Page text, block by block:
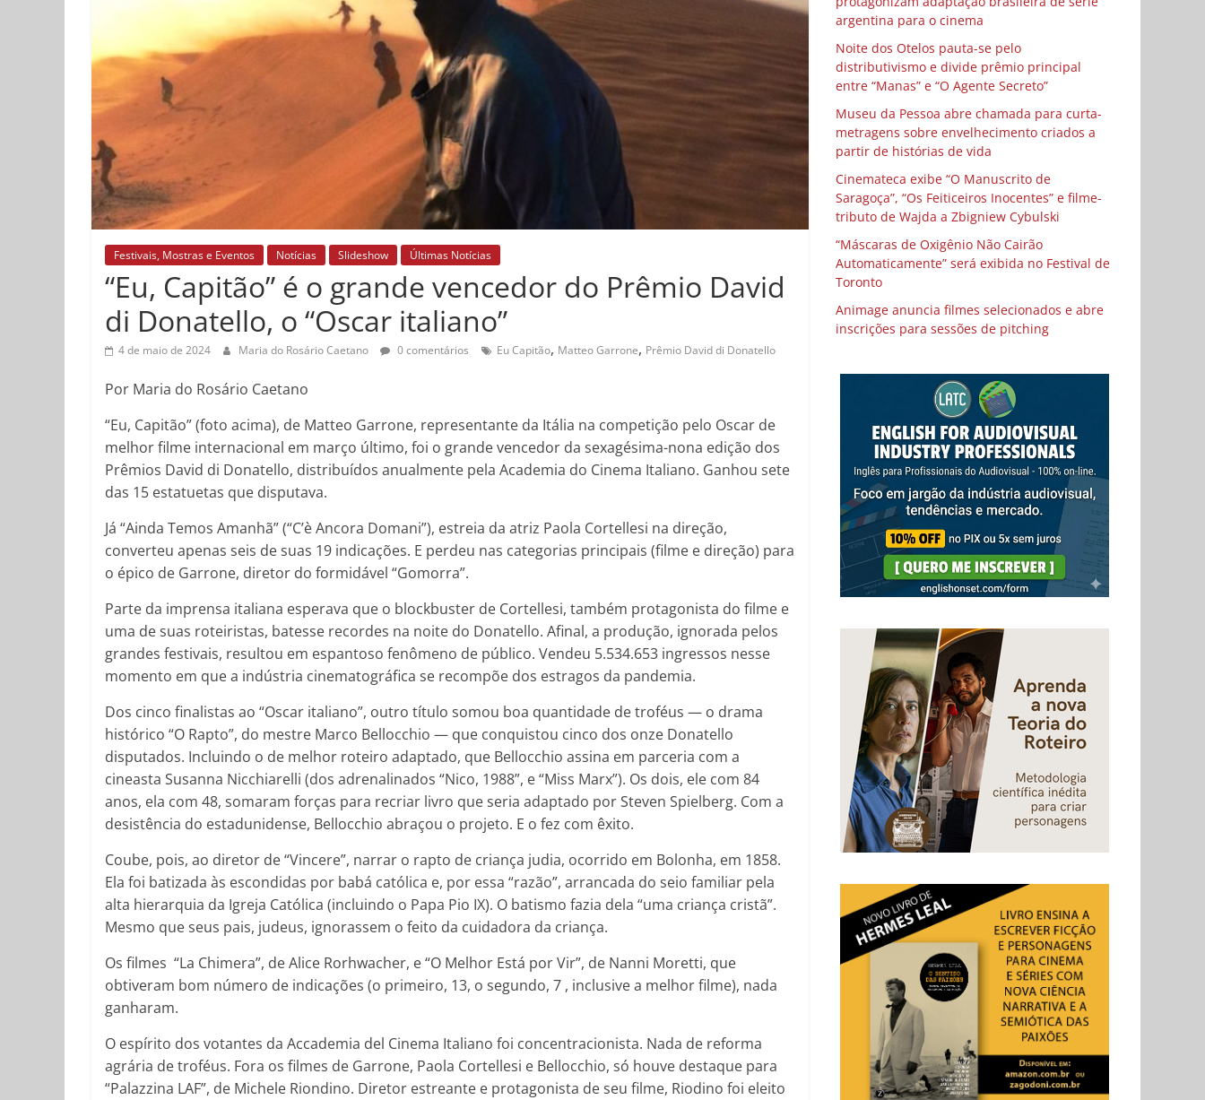
Festivais, Mostras e Eventos Notícias Slideshow Últimas Notícias
“Eu, Capitão” é o grande vencedor do Prêmio David
di Donatello, o “Oscar italiano”
4 de maio de 2024 Maria do Rosário Caetano 0 comentários Eu Capitão, Matteo Garrone, Prêmio David di Donatello
Por Maria do Rosário Caetano
“Eu, Capitão” (foto acima), de Matteo Garrone, representante da Itália na competição pelo Oscar de
melhor filme internacional em março último, foi o grande vencedor da sexagésima-nona edição dos
Prêmios David di Donatello, distribuídos anualmente pela Academia do Cinema Italiano. Ganhou sete
das 15 estatuetas que disputava.
Já “Ainda Temos Amanhã” (“C’è Ancora Domani”), estreia da atriz Paola Cortellesi na direção,
converteu apenas seis de suas 19 indicações. E perdeu nas categorias principais (filme e direção) para
o épico de Garrone, diretor do formidável “Gomorra”.
Parte da imprensa italiana esperava que o blockbuster de Cortellesi, também protagonista do filme e
uma de suas roteiristas, batesse recordes na noite do Donatello. Afinal, a produção, ignorada pelos
grandes festivais, resultou em espantoso fenômeno de público. Vendeu 5.534.653 ingressos nesse
momento em que a indústria cinematográfica se recompõe dos estragos da pandemia.
Dos cinco finalistas ao “Oscar italiano”, outro título somou boa quantidade de troféus — o drama
histórico “O Rapto”, do mestre Marco Bellocchio — que conquistou cinco dos onze Donatello
disputados. Incluindo o de melhor roteiro adaptado, que Bellocchio assina em parceria com a
cineasta Susanna Nicchiarelli (dos adrenalinados “Nico, 1988”, e “Miss Marx”). Os dois, ele com 84
anos, ela com 48, somaram forças para recriar livro que seria adaptado por Steven Spielberg. Com a
desistência do estadunidense, Bellocchio abraçou o projeto. E o fez com êxito.
Coube, pois, ao diretor de “Vincere”, narrar o rapto de criança judia, ocorrido em Bolonha, em 1858.
Ela foi batizada às escondidas por babá católica e, por essa “razão”, arrancada do seio familiar pela
alta hierarquia da Igreja Católica (incluindo o Papa Pio IX). O batismo fazia dela “uma criança cristã”.
Mesmo que seus pais, judeus, ignorassem o feito da cuidadora da criança.
Os filmes “La Chimera”, de Alice Rorhwacher, e “O Melhor Está por Vir”, de Nanni Moretti, que
obtiveram bom número de indicações (o primeiro, 13, o segundo, 7 , inclusive a melhor filme), nada
ganharam.
O espírito dos votantes da Accademia del Cinema Italiano foi concentracionista. Nada de reforma
agrária de troféus. Fora os filmes de Garrone, Paola Cortellesi e Bellocchio, só houve destaque para
“Palazzina LAF”, de Michele Riondino. Diretor estreante e protagonista de seu filme, Riodino foi eleito
argentina para o cinema
Noite dos Otelos pauta-se pelo
distributivismo e divide prêmio principal
entre “Manas” e “O Agente Secreto”
Museu da Pessoa abre chamada para curta-
metragens sobre envelhecimento criados a
partir de histórias de vida
Cinemateca exibe “O Manuscrito de
Saragoça”, “Os Feiticeiros Inocentes” e filme-
tributo de Wajda a Zbigniew Cybulski
“Máscaras de Oxigênio Não Cairão
Automaticamente” será exibida no Festival de
Toronto
Animage anuncia filmes selecionados e abre
inscrições para sessões de pitching